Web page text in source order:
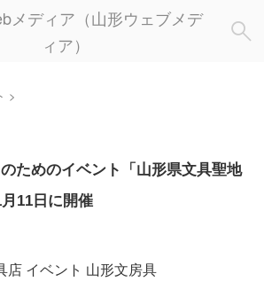
>
ためのイベント「山形県文具聖地
11日に開催